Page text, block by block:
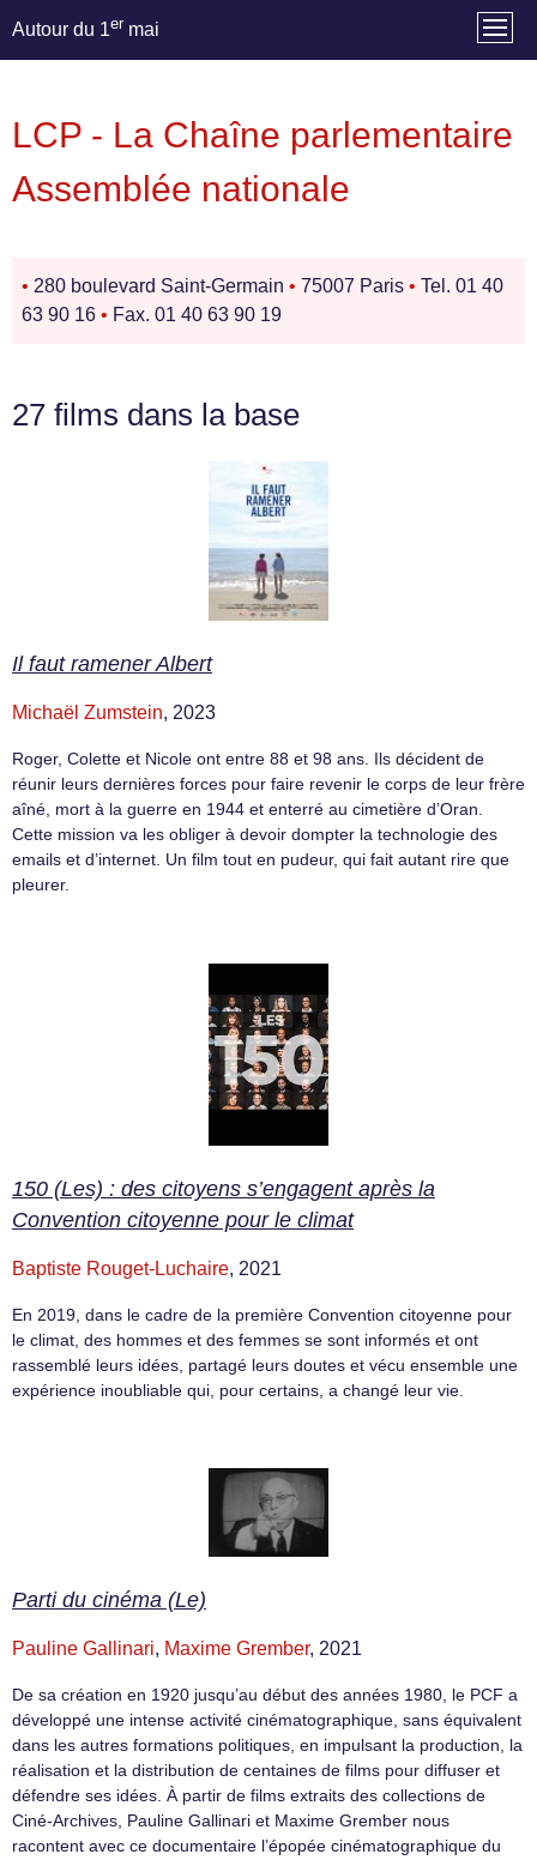
Autour du 1er mai
LCP - La Chaîne parlementaire
Assemblée nationale
• 280 boulevard Saint-Germain • 75007 Paris • Tel. 01 40
63 90 16 • Fax. 01 40 63 90 19
27 films dans la base
Il faut ramener Albert
Michaël Zumstein, 2023
Roger, Colette et Nicole ont entre 88 et 98 ans. Ils décident de
réunir leurs dernières forces pour faire revenir le corps de leur frère
aîné, mort à la guerre en 1944 et enterré au cimetière d’Oran.
Cette mission va les obliger à devoir dompter la technologie des
emails et d’internet. Un film tout en pudeur, qui fait autant rire que
pleurer.
150 (Les) : des citoyens s’engagent après la
Convention citoyenne pour le climat
Baptiste Rouget-Luchaire, 2021
En 2019, dans le cadre de la première Convention citoyenne pour
le climat, des hommes et des femmes se sont informés et ont
rassemblé leurs idées, partagé leurs doutes et vécu ensemble une
expérience inoubliable qui, pour certains, a changé leur vie.
Parti du cinéma (Le)
Pauline Gallinari, Maxime Grember, 2021
De sa création en 1920 jusqu’au début des années 1980, le PCF a
développé une intense activité cinématographique, sans équivalent
dans les autres formations politiques, en impulsant la production, la
réalisation et la distribution de centaines de films pour diffuser et
défendre ses idées. À partir de films extraits des collections de
Ciné-Archives, Pauline Gallinari et Maxime Grember nous
racontent avec ce documentaire l’épopée cinématographique du